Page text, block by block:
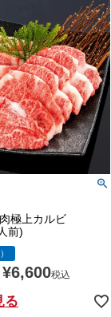
極上カルビ
前)
¥6,600税込
る